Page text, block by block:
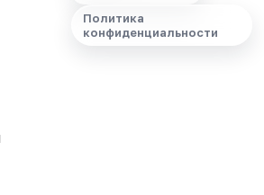
Политика
конфиденциальности